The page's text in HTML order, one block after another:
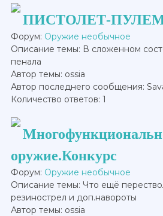
ПИСТОЛЕТ-
Форум: Оружие необычное
Описание темы: В сложенном
пенала
Автор темы: ossia
Автор последнего сообщения:
Количество ответов: 1
оружие.Конкурс
Форум: Оружие необычное
Описание темы: Что ещё
резинострел и доп.навороты
Автор темы: ossia